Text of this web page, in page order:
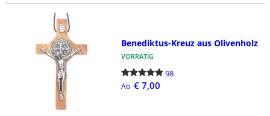
Benediktus-Kreuz aus Olivenholz
VORRÄTIG
98
Ab € 7,00